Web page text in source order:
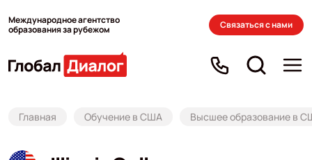
Международное агентство
образования за рубежом
Связаться с нами
Главная Обучение в США Высшее образование в